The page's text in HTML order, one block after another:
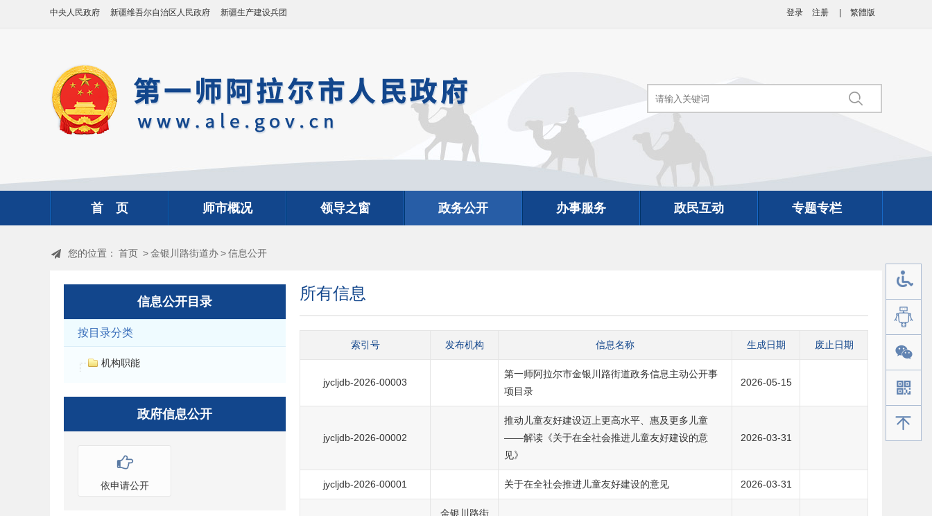
登录 注册 繁體版
中央人民政府 新疆维吾尔自治区人民政府 新疆生产建设兵团
首 页 师市概况 领导之窗 政务公开 办事服务 政民互动 专题专栏
您的位置： 首页 >金银川路街道办>信息公开
信息公开目录
按目录分类
机构职能
政府信息公开
依申请公开
所有信息
索引号 发布机构 信息名称 生成日期 废止日期
jycljdb-2026-00003
第一师阿拉尔市金银川路街道政务信息主动公开事
项目录
2026-05-15
jycljdb-2026-00002
推动儿童友好建设迈上更高水平、惠及更多儿童
——解读《关于在全社会推进儿童友好建设的意
见》
2026-03-31
jycljdb-2026-00001 关于在全社会推进儿童友好建设的意见 2026-03-31
金银川路街
手机版